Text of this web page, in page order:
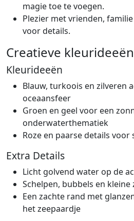
magie toe te voegen.
Plezier met vrienden,
voor details.
Creatieve kleurideeën
Kleurideeën
Blauw, turkoois en zilveren
oceaansfeer
Groen en geel voor een
onderwaterthematiek
Roze en paarse details voor
Extra Details
Licht golvend water op de
Schelpen, bubbels en
Een zachte rand met
het zeepaardje